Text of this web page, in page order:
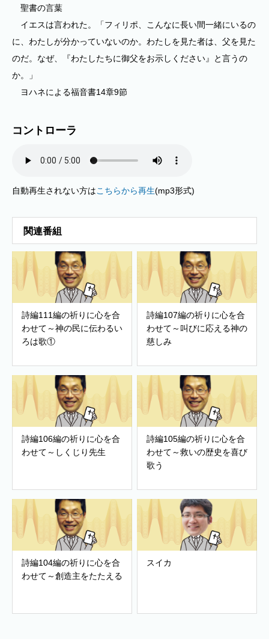
聖書の言葉
イエスは言われた。「フィリポ、こんなに長い間一緒にいるの
に、わたしが分かっていないのか。わたしを見た者は、父を見た
のだ。なぜ、『わたしたちに御父をお示しください』と言うの
か。」
ヨハネによる福音書14章9節
コントローラ
自動再生されない方はこちらから再生(mp3形式)
関連番組
詩編111編の祈りに心を合
わせて～神の民に伝わるい
ろは歌①
詩編107編の祈りに心を合
わせて～叫びに応える神の
慈しみ
詩編106編の祈りに心を合
わせて～しくじり先生
詩編105編の祈りに心を合
わせて～救いの歴史を喜び
歌う
詩編104編の祈りに心を合
わせて～創造主をたたえる
スイカ